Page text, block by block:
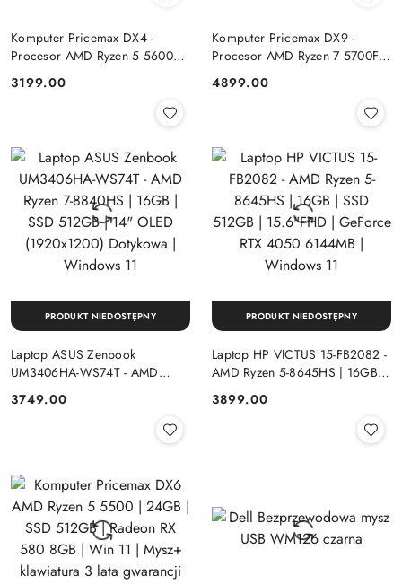
Komputer Pricemax DX4 -
Procesor AMD Ryzen 5 5600G
512GB Win 11 PRO
Cena:
3199.00
Komputer Pricemax DX9 -
Procesor AMD Ryzen 7 5700F |
GeForce RTX 5050 8GB | Win
Cena:
4899.00
Laptop ASUS Zenbook
UM3406HA-WS74T - AMD
512GB | 14" OLED (1920x1200)
Cena:
3749.00
PRODUKT NIEDOSTĘPNY
Laptop HP VICTUS 15-FB2082 -
AMD Ryzen 5-8645HS | 16GB |
GeForce RTX 4050 6144MB |
Cena:
3899.00
PRODUKT NIEDOSTĘPNY